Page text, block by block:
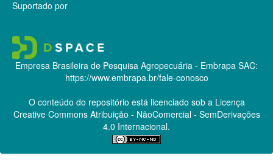
Suportado por
Empresa Brasileira de Pesquisa Agropecuária - Embrapa SAC:
https://www.embrapa.br/fale-conosco
O conteúdo do repositório está licenciado sob a Licença
Creative CommonsAtribuição - NãoComercial - SemDerivações
4.0 Internacional.